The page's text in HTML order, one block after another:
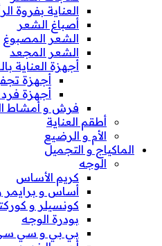
العناية بفروة
أصباغ الشعر
الشعر المصبوغ
الشعر المجعد
أجهزة العناية
أجهزة
أجهزة
فرش و أمشاط
أطقم العناية
الأم و الرضيع
الماكياج و التجميل
الوجه
كريم الأساس
أساس و برايمر
كونسيلر و
بودرة الوجه
بي بي و سي